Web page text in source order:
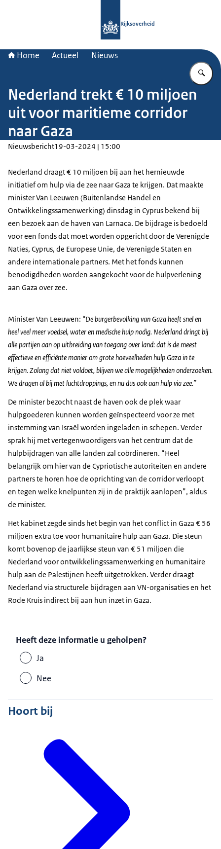
Rijksoverheid
Home Actueel Nieuws
Nederland trekt € 10 miljoen
uit voor maritieme corridor
naar Gaza
Nieuwsbericht19-03-2024 | 15:00
Nederland draagt € 10 miljoen bij aan het hernieuwde
initiatief om hulp via de zee naar Gaza te krijgen. Dat maakte
minister Van Leeuwen (Buitenlandse Handel en
Ontwikkelingssamenwerking) dinsdag in Cyprus bekend bij
een bezoek aan de haven van Larnaca. De bijdrage is bedoeld
voor een fonds dat moet worden opgericht door de Verenigde
Naties, Cyprus, de Europese Unie, de Verenigde Staten en
andere internationale partners. Met het fonds kunnen
benodigdheden worden aangekocht voor de hulpverlening
aan Gaza over zee.
Minister Van Leeuwen: “De burgerbevolking van Gaza heeft snel en
heel veel meer voedsel, water en medische hulp nodig. Nederland dringt bij
alle partijen aan op uitbreiding van toegang over land: dat is de meest
effectieve en efficiënte manier om grote hoeveelheden hulp Gaza in te
krijgen. Zolang dat niet voldoet, blijven we alle mogelijkheden onderzoeken.
We dragen al bij met luchtdroppings, en nu dus ook aan hulp via zee.”
De minister bezocht naast de haven ook de plek waar
hulpgoederen kunnen worden geïnspecteerd voor ze met
instemming van Israël worden ingeladen in schepen. Verder
sprak hij met vertegenwoordigers van het centrum dat de
hulpbijdragen van alle landen zal coördineren. “Heel
belangrijk om hier van de Cypriotische autoriteiten en andere
partners te horen hoe de oprichting van de corridor verloopt
en tegen welke knelpunten zij in de praktijk aanlopen”, aldus
de minister.
Het kabinet zegde sinds het begin van het conflict in Gaza € 56
miljoen extra toe voor humanitaire hulp aan Gaza. Die steun
komt bovenop de jaarlijkse steun van € 51 miljoen die
Nederland voor ontwikkelingssamenwerking en humanitaire
hulp aan de Palestijnen heeft uitgetrokken. Verder draagt
Nederland via structurele bijdragen aan VN-organisaties en het
Rode Kruis indirect bij aan hun inzet in Gaza.
Heeft deze informatie u geholpen?
Ja
Nee
Hoort bij